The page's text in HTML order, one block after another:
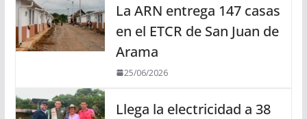
La ARN entrega 147 casas
en el ETCR de San Juan de
Arama
25/06/2026
Llega la electricidad a 38